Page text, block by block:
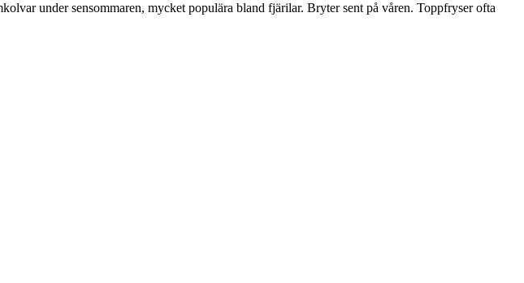
under sensommaren, mycket populära bland fjärilar. Bryter sent på våren. Toppfryser ofta